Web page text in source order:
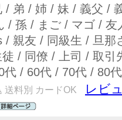
/ 弟 / 姉 / 妹 / 義父 /
/ 孫 / まご / マゴ /
/ 親友 / 同級生 / 旦
/ 同僚 / 上司 / 取
代 / 60代 / 70代 / 80
送料別 カードOK
レビ